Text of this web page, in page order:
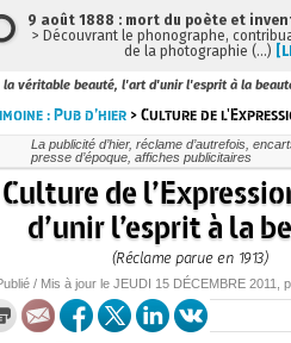
la véritable beauté, l'art d'unir l'esprit à la
: Pub d’hier > Culture de
La publicité d’hier, réclame d’autrefois,
presse d’époque, affiches publicitaires
Culture de
d’unir l’esprit à la
(Réclame parue en 1913)
/ Mis à jour le JEUDI 15 DÉCEMBRE 2011 ,
9 août 1888 : mort du poète et
> Découvrant le phonographe,
de la photographie (…)